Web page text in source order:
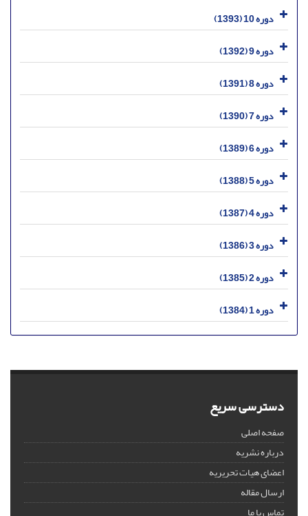
دوره 10 (1393)
دوره 9 (1392)
دوره 8 (1391)
دوره 7 (1390)
دوره 6 (1389)
دوره 5 (1388)
دوره 4 (1387)
دوره 3 (1386)
دوره 2 (1385)
دوره 1 (1384)
دسترسی سریع
صفحه اصلی
درباره نشریه
اعضای هیات تحریریه
ارسال مقاله